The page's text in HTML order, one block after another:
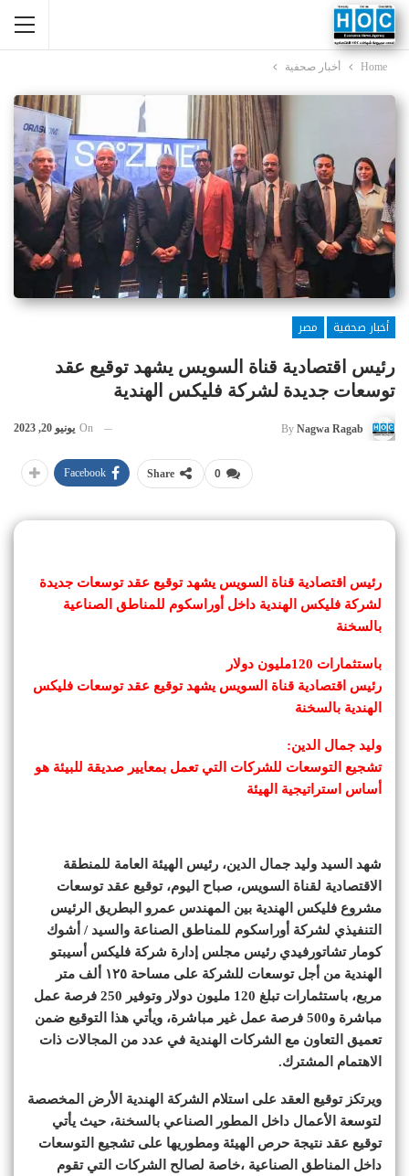
Home أخبار صحفية
أخبار صحفية
مصر
رئيس اقتصادية قناة السويس يشهد توقيع عقد
توسعات جديدة لشركة فليكس الهندية
By Nagwa Ragab
On يونيو 20, 2023
0
Share
Facebook
رئيس اقتصادية قناة السويس يشهد توقيع عقد توسعات جديدة
لشركة فليكس الهندية داخل أوراسكوم للمناطق الصناعية
بالسخنة
باستثمارات 120مليون دولار
رئيس اقتصادية قناة السويس يشهد توقيع عقد توسعات فليكس
الهندية بالسخنة
وليد جمال الدين:
تشجيع التوسعات للشركات التي تعمل بمعايير صديقة للبيئة هو
أساس استراتيجية الهيئة
شهد السيد وليد جمال الدين، رئيس الهيئة العامة للمنطقة
الاقتصادية لقناة السويس، صباح اليوم، توقيع عقد توسعات
مشروع فليكس الهندية بين المهندس عمرو البطريق الرئيس
التنفيذي لشركة أوراسكوم للمناطق الصناعة والسيد / أشوك
كومار تشاتورفيدي رئيس مجلس إدارة شركة فليكس أسيبتو
الهندية من أجل توسعات للشركة على مساحة ١٢٥ ألف متر
مربع، باستثمارات تبلغ 120 مليون دولار وتوفير 250 فرصة عمل
مباشرة و500 فرصة عمل غير مباشرة، ويأتي هذا التوقيع ضمن
تعميق التعاون مع الشركات الهندية في عدد من المجالات ذات
الاهتمام المشترك.
ويرتكز توقيع العقد على استلام الشركة الهندية الأرض المخصصة
لتوسعة الأعمال داخل المطور الصناعي بالسخنة، حيث يأتي
توقيع عقد نتيجة حرص الهيئة ومطوريها على تشجيع التوسعات
داخل المناطق الصناعية ،خاصة لصالح الشركات التي تقوم